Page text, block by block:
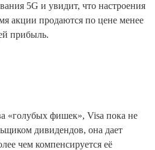
5G и увидит, что настроения
акции продаются по цене менее
прибыль.
«голубых фишек», Visa пока не
дивидендов, она дает
чем компенсируется её